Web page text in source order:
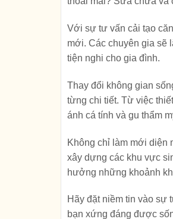
Với sự tư vấn cải tạo
mới. Các chuyên gia sẽ
tiện nghi cho gia đình.
Thay đổi không gian
từng chi tiết. Từ việc
ánh cá tính và gu thẩm
Không chỉ làm mới diện
xây dựng các khu vực
hưởng những khoảnh
Hãy đặt niềm tin vào sự
bạn xứng đáng được